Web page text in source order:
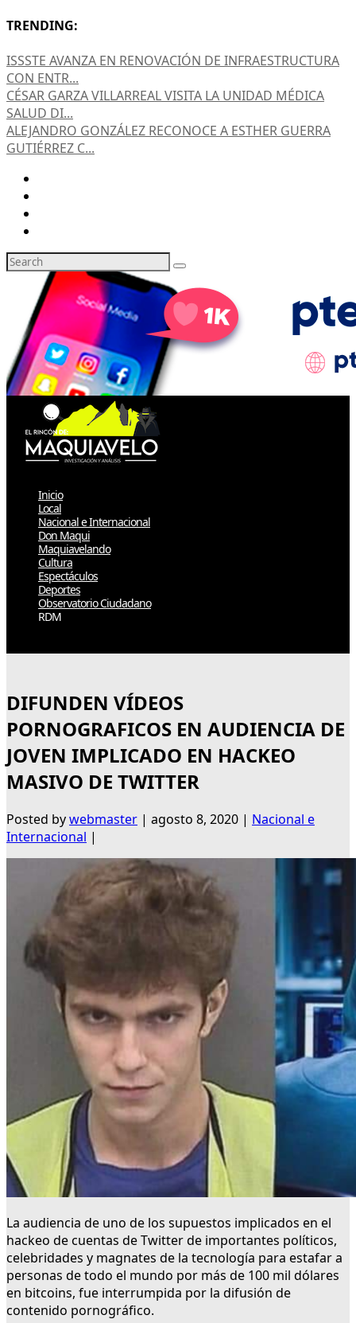
TRENDING:
ISSSTE AVANZA EN RENOVACIÓN DE INFRAESTRUCTURA
CON ENTR...
CÉSAR GARZA VILLARREAL VISITA LA UNIDAD MÉDICA
SALUD DI...
ALEJANDRO GONZÁLEZ RECONOCE A ESTHER GUERRA
GUTIÉRREZ C...
Inicio
Local
Nacional e Internacional
Don Maqui
Maquiavelando
Cultura
Espectáculos
Deportes
Observatorio Ciudadano
RDM
DIFUNDEN VÍDEOS
PORNOGRAFICOS EN AUDIENCIA DE
JOVEN IMPLICADO EN HACKEO
MASIVO DE TWITTER
Posted bywebmaster | agosto 8, 2020 | Nacional e
Internacional |
La audiencia de uno de los supuestos implicados en el
hackeo de cuentas de Twitter de importantes políticos,
celebridades y magnates de la tecnología para estafar a
personas de todo el mundo por más de 100 mil dólares
en bitcoins, fue interrumpida por la difusión de
contenido pornográfico.